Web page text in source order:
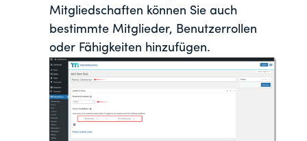
Mitgliedschaften können Sie auch
bestimmte Mitglieder, Benutzerrollen
oder Fähigkeiten hinzufügen.